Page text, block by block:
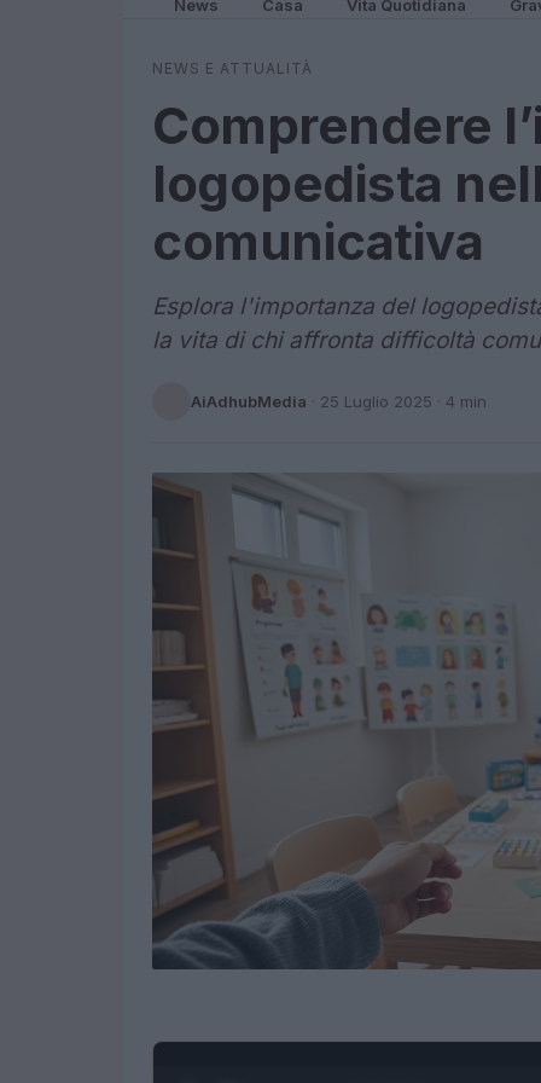
News Casa Vita Quotidiana
NEWS E ATTUALITÀ
Comprendere
logopedista
comunicativa
Esplora l'importanza del
la vita di chi affronta difficoltà
AiAdhubMedia · 25 Luglio 2025 · 4 min